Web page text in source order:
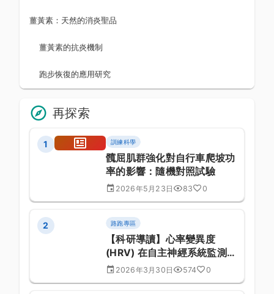
薑黃素：天然的消炎聖品
薑黃素的抗炎機制
跑步恢復的應用研究
再探索
1 訓練科學
髖屈肌群強化對自行車爬坡功
率的影響：隨機對照試驗
2026年5月23日 83 0
2 路跑專區
【科研導讀】心率變異度
(HRV) 在自主神經系統監測與
過度訓練防範之臨床應用：臨
2026年3月30日 574 0